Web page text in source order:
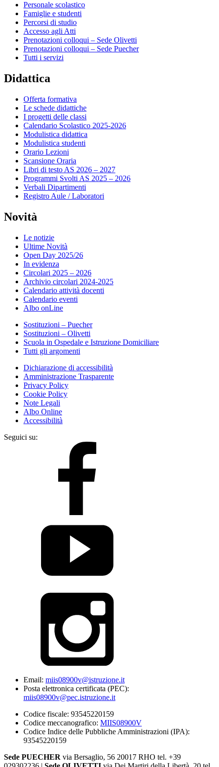
Personale scolastico
Famiglie e studenti
Percorsi di studio
Accesso agli Atti
Prenotazioni colloqui – Sede Olivetti
Prenotazioni colloqui – Sede Puecher
Tutti i servizi
Didattica
Offerta formativa
Le schede didattiche
I progetti delle classi
Calendario Scolastico 2025-2026
Modulistica didattica
Modulistica studenti
Orario Lezioni
Scansione Oraria
Libri di testo AS 2026 – 2027
Programmi Svolti AS 2025 – 2026
Verbali Dipartimenti
Registro Aule / Laboratori
Novità
Le notizie
Ultime Novità
Open Day 2025/26
In evidenza
Circolari 2025 – 2026
Archivio circolari 2024-2025
Calendario attività docenti
Calendario eventi
Albo onLine
Sostituzioni – Puecher
Sostituzioni – Olivetti
Scuola in Ospedale e Istruzione Domiciliare
Tutti gli argomenti
Dichiarazione di accessibilità
Amministrazione Trasparente
Privacy Policy
Cookie Policy
Note Legali
Albo Online
Accessibilità
Seguici su:
Email: miis08900v@istruzione.it
Posta elettronica certificata (PEC):
miis08900v@pec.istruzione.it
Codice fiscale: 93545220159
Codice meccanografico: MIIS08900V
Codice Indice delle Pubbliche Amministrazioni (IPA):
93545220159
Sede PUECHER via Bersaglio, 56 20017 RHO tel. +39